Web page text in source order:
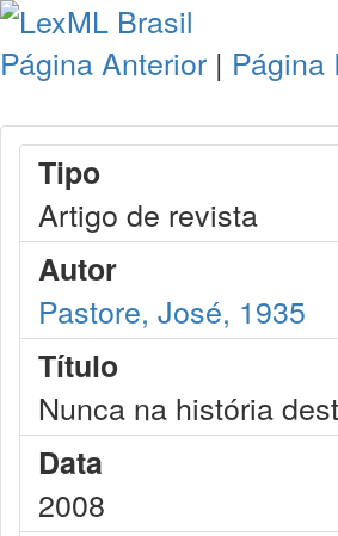
Página Anterior | Página
Tipo
Artigo de revista
Autor
Pastore, José, 1935
Título
Nunca na história
Data
2008